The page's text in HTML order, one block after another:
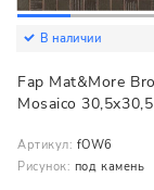
В наличии
Fap Mat&More
Mosaico 30,5x30,5
Артикул: fOW6
Рисунок: под камень